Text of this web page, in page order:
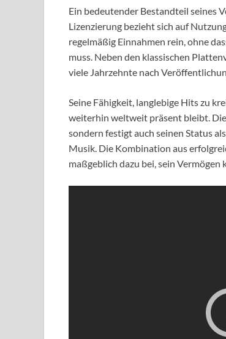
Ein bedeutender Bestandteil seines
Lizenzierung bezieht sich auf
regelmäßig Einnahmen rein, ohne
muss. Neben den klassischen
viele Jahrzehnte nach
Seine Fähigkeit, langlebige Hits zu
weiterhin weltweit präsent bleibt.
sondern festigt auch seinen Status
Musik. Die Kombination aus
maßgeblich dazu bei, sein